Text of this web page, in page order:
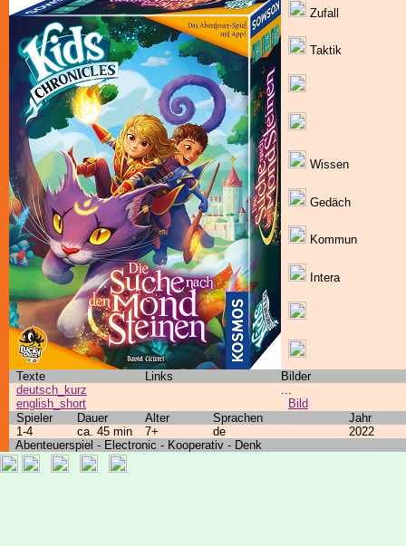
Zufall
Taktik
Wissen
Gedäch
Kommun
Intera
Texte Links
Bilder
deutsch_kurz
english_short
...
Bild
Spieler
Dauer Alter Sprachen
Jahr
1-4
ca. 45 min 7+ de
2022
Abenteuerspiel - Electronic - Kooperativ - Denk